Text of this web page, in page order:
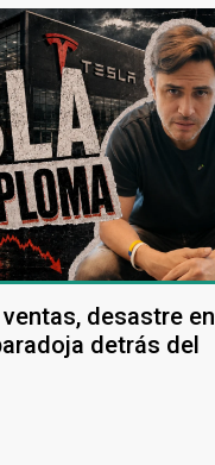
desastre en
detrás del